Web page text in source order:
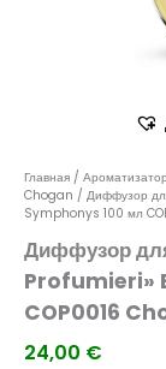
Главная /
Chogan / Диффузор
Symphonys 100 мл
Диффузор
Profumieri»
COP0016
24,00 €